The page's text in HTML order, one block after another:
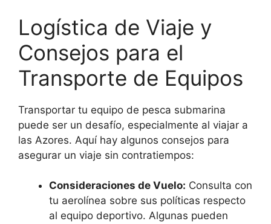
Logística de Viaje y
Consejos para el
Transporte de Equipos
Transportar tu equipo de pesca submarina
puede ser un desafío, especialmente al viajar a
las Azores. Aquí hay algunos consejos para
asegurar un viaje sin contratiempos:
Consideraciones de Vuelo: Consulta con
tu aerolínea sobre sus políticas respecto
al equipo deportivo. Algunas pueden